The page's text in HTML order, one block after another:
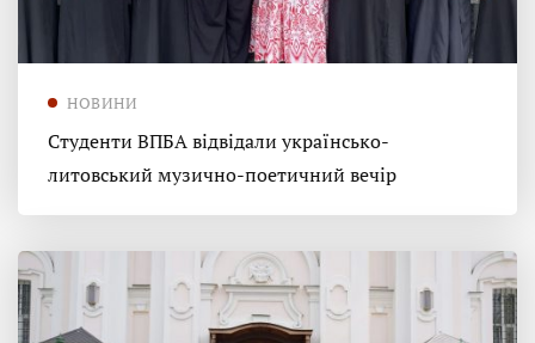
НОВИНИ
Студенти ВПБА відвідали українсько-
литовський музично-поетичний вечір